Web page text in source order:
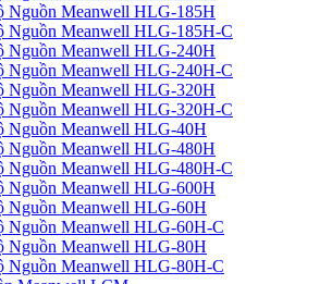
Nguồn Meanwell HLG-185H
Nguồn Meanwell HLG-185H-C
Nguồn Meanwell HLG-240H
Nguồn Meanwell HLG-240H-C
Nguồn Meanwell HLG-320H
Nguồn Meanwell HLG-320H-C
Nguồn Meanwell HLG-40H
Nguồn Meanwell HLG-480H
Nguồn Meanwell HLG-480H-C
Nguồn Meanwell HLG-600H
Nguồn Meanwell HLG-60H
Nguồn Meanwell HLG-60H-C
Nguồn Meanwell HLG-80H
Nguồn Meanwell HLG-80H-C